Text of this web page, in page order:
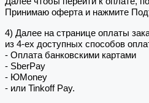
Принимаю оферта и нажмите
4) Далее на странице оплаты
из 4-ех доступных способов
- Оплата банковскими картами
- SberPay
- ЮMoney
- или Tinkoff Pay.